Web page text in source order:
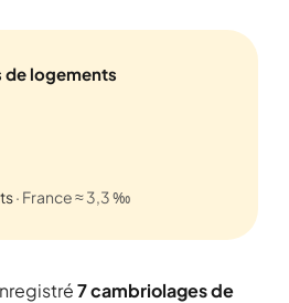
logements
· France ≈ 3,3 ‰
7 cambriolages de